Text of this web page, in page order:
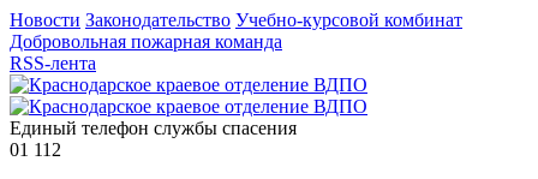
Новости Законодательство Учебно-курсовой комбинат
Добровольная пожарная команда
RSS-лента
Единый телефон службы спасения
01 112